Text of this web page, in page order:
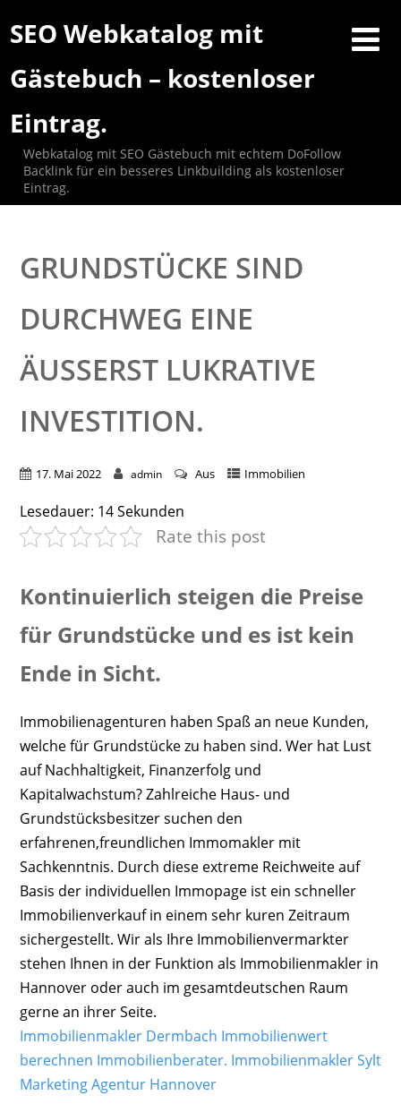
SEO Webkatalog mit
Gästebuch – kostenloser
Eintrag.
Webkatalog mit SEO Gästebuch mit echtem DoFollow
Backlink für ein besseres Linkbuilding als kostenloser
Eintrag.
GRUNDSTÜCKE SIND
DURCHWEG EINE
ÄUSSERST LUKRATIVE I
NVESTITION.
17. Mai 2022 admin Aus Immobilien
Lesedauer: 14Sekunden
Rate this post
Kontinuierlich steigen die Preise
für Grundstücke und es ist kein
Ende in Sicht.
Immobilienagenturen haben Spaß an neue Kunden,
welche für Grundstücke zu haben sind. Wer hat Lust
auf Nachhaltigkeit, Finanzerfolg und
Kapitalwachstum? Zahlreiche Haus- und
Grundstücksbesitzer suchen den
erfahrenen,freundlichen Immomakler mit
Sachkenntnis. Durch diese extreme Reichweite auf
Basis der individuellen Immopage ist ein schneller
Immobilienverkauf in einem sehr kuren Zeitraum
sichergestellt. Wir als Ihre Immobilienvermarkter
stehen Ihnen in der Funktion als Immobilienmakler in
Hannover oder auch im gesamtdeutschen Raum
gerne an ihrer Seite.
Immobilienmakler Dermbach Immobilienwert
berechnen Immobilienberater. Immobilienmakler Sylt
Marketing Agentur Hannover